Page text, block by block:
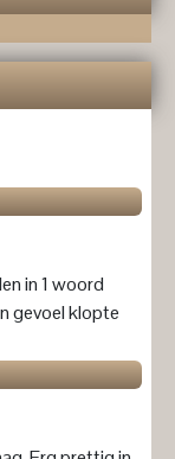
in 1 woord
gevoel klopte